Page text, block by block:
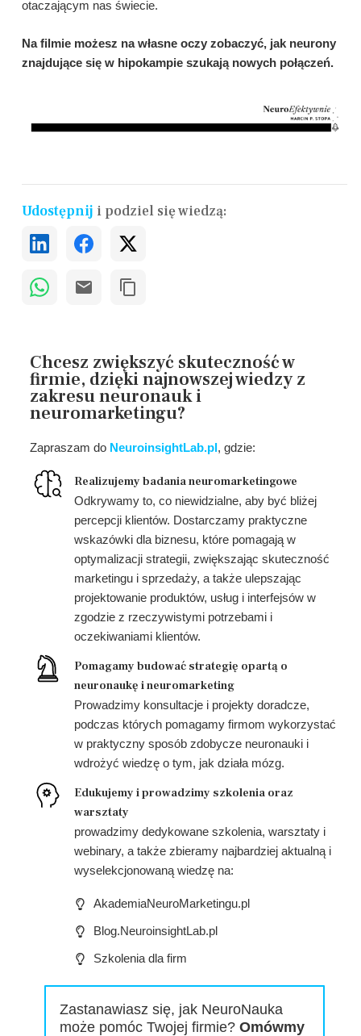
otaczającym nas świecie.
Na filmie możesz na własne oczy zobaczyć, jak neurony
znajdujące się w hipokampie szukają nowych połączeń.
Udostępnij i podziel się wiedzą:
Chcesz zwiększyć skuteczność w
firmie, dzięki najnowszej wiedzy z
zakresu neuronauk i
neuromarketingu?
Zapraszam do NeuroinsightLab.pl , gdzie:
Realizujemy badania neuromarketingowe
Odkrywamy to, co niewidzialne, aby być bliżej
percepcji klientów. Dostarczamy praktyczne
wskazówki dla biznesu, które pomagają w
optymalizacji strategii, zwiększając skuteczność
marketingu i sprzedaży, a także ulepszając
projektowanie produktów, usług i interfejsów w
zgodzie z rzeczywistymi potrzebami i
oczekiwaniami klientów.
Pomagamy budować strategię opartą o
neuronaukę i neuromarketing
Prowadzimy konsultacje i projekty doradcze,
podczas których pomagamy firmom wykorzystać
w praktyczny sposób zdobycze neuronauki i
wdrożyć wiedzę o tym, jak działa mózg.
Edukujemy i prowadzimy szkolenia oraz
warsztaty
prowadzimy dedykowane szkolenia, warsztaty i
webinary, a także zbieramy najbardziej aktualną i
wyselekcjonowaną wiedzę na:
AkademiaNeuroMarketingu.pl
Blog.NeuroinsightLab.pl
Szkolenia dla firm
Zastanawiasz się, jak NeuroNauka
może pomóc Twojej firmie?Omówmy